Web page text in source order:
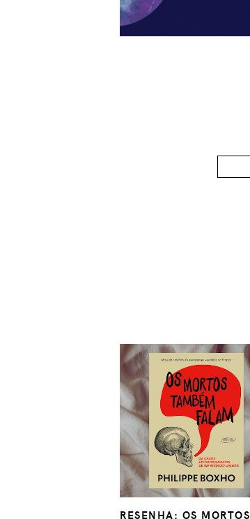
RESENHA: OS MORTOS